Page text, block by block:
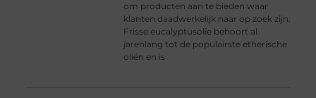
om producten aan te bieden waar
klanten daadwerkelijk naar op zoek zijn.
Frisse eucalyptusolie behoort al
jarenlang tot de populairste etherische
oliën en is